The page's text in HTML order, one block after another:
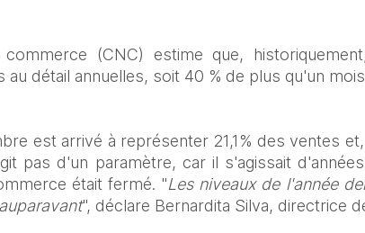
(CNC) estime que,
au détail annuelles, soit 40 % de plus qu'un
est arrivé à représenter 21,1% des ventes et,
pas d'un paramètre, car il s'agissait
était fermé. "Les niveaux de l'année
", déclare Bernardita Silva, directrice